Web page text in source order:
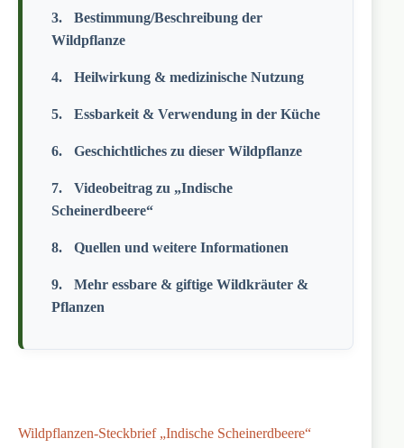
Bestimmung/Beschreibung der
Wildpflanze
Heilwirkung & medizinische Nutzung
Essbarkeit & Verwendung in der Küche
Geschichtliches zu dieser Wildpflanze
Videobeitrag zu „Indische
Scheinerdbeere“
Quellen und weitere Informationen
Mehr essbare & giftige Wildkräuter &
Pflanzen
Wildpflanzen-Steckbrief „Indische Scheinerdbeere“